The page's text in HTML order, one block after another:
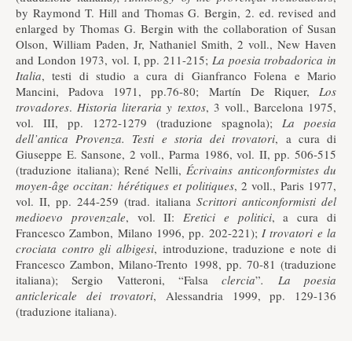
by Raymond T. Hill and Thomas G. Bergin, 2. ed. revised and
enlarged by Thomas G. Bergin with the collaboration of Susan
Olson, William Paden, Jr, Nathaniel Smith, 2 voll., New Haven
and London 1973, vol. I, pp. 211-215; La poesia trobadorica in
Italia, testi di studio a cura di Gianfranco Folena e Mario
Mancini, Padova 1971, pp.76-80; Martín De Riquer, Los
trovadores.Historia literaria y textos, 3 voll., Barcelona 1975,
vol. III, pp. 1272-1279 (traduzione spagnola); La poesia
dell’antica Provenza. Testi e storia dei trovatori, a cura di
Giuseppe E. Sansone, 2 voll., Parma 1986, vol. II, pp. 506-515
(traduzione italiana); René Nelli, Écrivains anticonformistes du
moyen-âge occitan: hérétiques et politiques, 2 voll., Paris 1977,
vol. II, pp. 244-259 (trad. italiana Scrittori anticonformisti del
medioevo provenzale, vol. II:Eretici e politici, a cura di
Francesco Zambon, Milano 1996, pp. 202-221); I trovatori e la
crociata contro gli albigesi, introduzione, traduzione e note di
Francesco Zambon, Milano-Trento 1998, pp. 70-81 (traduzione
italiana); Sergio Vatteroni, “Falsaclercia”. La poesia
anticlericale dei trovatori, Alessandria 1999, pp. 129-136
(traduzione italiana).